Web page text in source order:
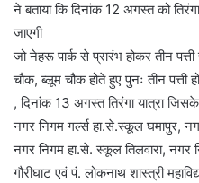
ने बताया कि दिनांक 12 अगस्त को
जाएगी
जो नेहरू पार्क से प्रारंभ होकर तीन
चौक, ब्लूम चौक होते हुए पुनः तीन पत्ती
, दिनांक 13 अगस्त तिरंगा यात्रा
नगर निगम गर्ल्स हा.से.स्कूल घमापुर,
नगर निगम हा.से. स्कूल तिलवारा, नगर
गौरीघाट एवं पं. लोकनाथ शास्त्री